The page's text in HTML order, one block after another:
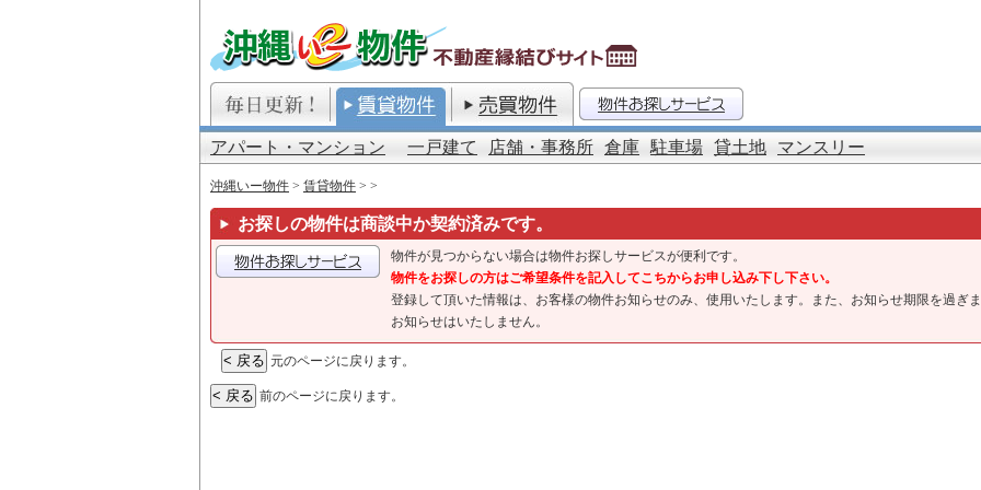
アパート・マンション 一戸建て 店舗・事務所 倉庫 駐車場 貸土地 マンスリー
沖縄いー物件 > 賃貸物件 > >
お探しの物件は商談中か契約済みです。
物件が見つからない場合は物件お探しサービスが便利です。
物件をお探しの方はご希望条件を記入してこちからお申し込み下し下さい。
登録して頂いた情報は、お客様の物件お知らせのみ、使用いたします。また、お知らせ期限を過ぎ
お知らせはいたしません。
元のページに戻ります。
前のページに戻ります。